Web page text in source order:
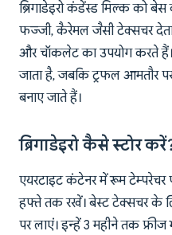
ब्रिगाडेइरो कंडेंस्ड मिल्क को
फज्जी, कैरेमल जैसी टेक्सचर देता
और चॉकलेट का उपयोग करते हैं।
जाता है, जबकि ट्रफल आमतौर
बनाए जाते हैं।
ब्रिगाडेइरो कैसे स्टोर
एयरटाइट कंटेनर में रूम टेम्परेचर
हफ्ते तक रखें। बेस्ट टेक्सचर के
पर लाएं। इन्हें 3 महीने तक फ्रीज